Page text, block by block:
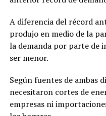
A diferencia del récord
produjo en medio de la
la demanda por parte de
ser menor.
Según fuentes de ambas
necesitaron cortes de
empresas ni